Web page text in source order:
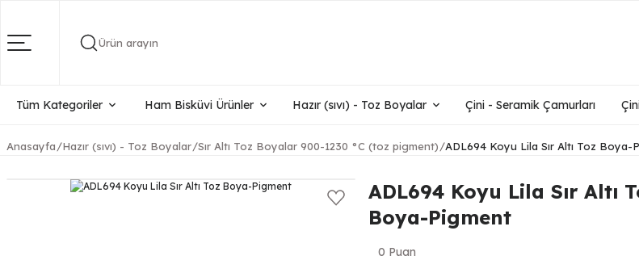
Ürün arayın
Tüm Kategoriler Ham Bisküvi Ürünler Hazır (sıvı) - Toz Boyalar Çini - Seramik Çamurları
Anasayfa Hazır (sıvı) - Toz Boyalar Sır Altı Toz Boyalar 900-1230 °C (toz pigment) ADL694 Koyu Lila Sır Altı Toz Boya-
ADL694 Koyu Lila Sır Altı
Boya-Pigment
0 Puan